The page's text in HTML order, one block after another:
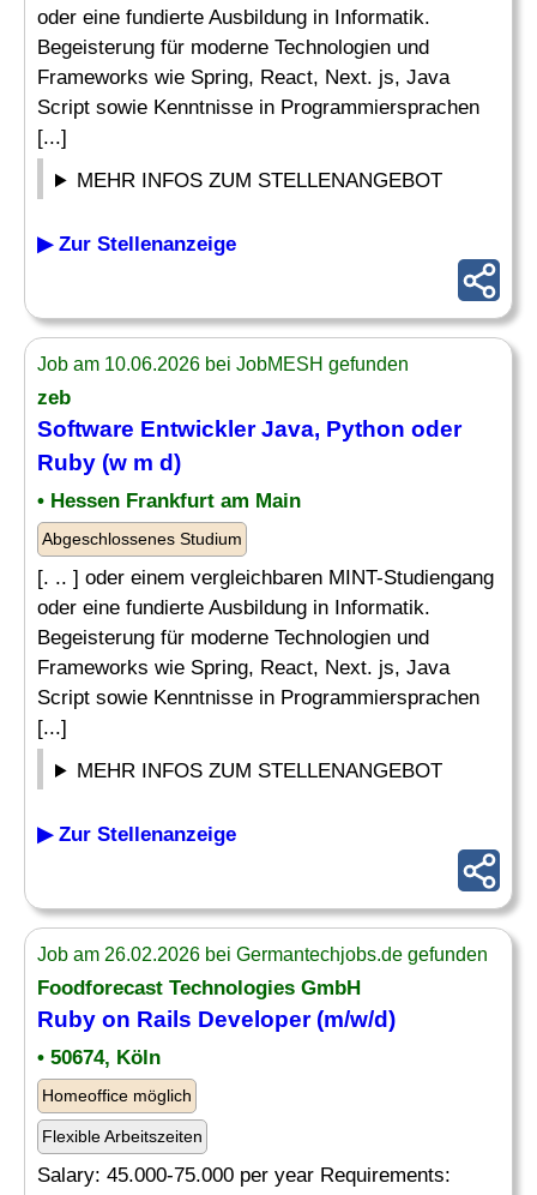
oder eine fundierte Ausbildung in Informatik.
Begeisterung für moderne Technologien und
Frameworks wie Spring, React, Next. js, Java
Script sowie Kenntnisse in Programmiersprachen
[...]
MEHR INFOS ZUM STELLENANGEBOT
▶ Zur Stellenanzeige
Job am 10.06.2026 bei JobMESH gefunden
zeb
Software Entwickler Java, Python oder
Ruby (w m d)
• Hessen Frankfurt am Main
Abgeschlossenes Studium
[. .. ] oder einem vergleichbaren MINT-Studiengang
oder eine fundierte Ausbildung in Informatik.
Begeisterung für moderne Technologien und
Frameworks wie Spring, React, Next. js, Java
Script sowie Kenntnisse in Programmiersprachen
[...]
MEHR INFOS ZUM STELLENANGEBOT
▶ Zur Stellenanzeige
Job am 26.02.2026 bei Germantechjobs.de gefunden
Foodforecast Technologies GmbH
Ruby on Rails Developer (m/w/d)
• 50674, Köln
Homeoffice möglich
Flexible Arbeitszeiten
Salary: 45.000-75.000 per year Requirements: